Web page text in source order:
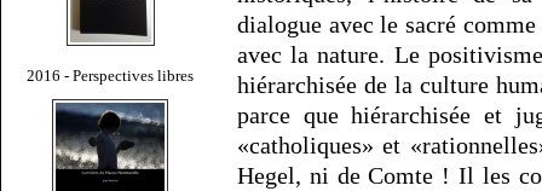
2016 - Perspectives libres
dialogue avec le sacré
avec la nature. Le
hiérarchisée de la culture
parce que hiérarchisée et
«catholiques» et
Hegel, ni de Comte ! Il les